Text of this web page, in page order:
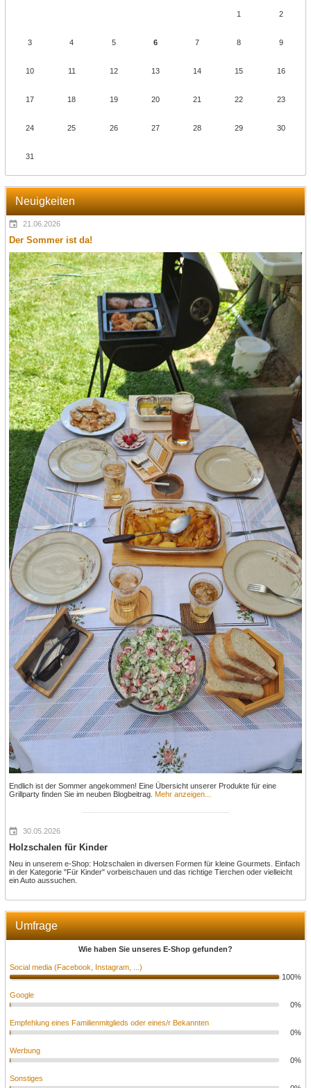
1 2
3 4 5 6 7 8 9
10 11 12 13 14 15 16
17 18 19 20 21 22 23
24 25 26 27 28 29 30
31
Neuigkeiten
21.06.2026
Der Sommer ist da!
Endlich ist der Sommer angekommen! Eine Übersicht unserer Produkte für eine
Grillparty finden Sie im neuben Blogbeitrag. Mehr anzeigen...
30.05.2026
Holzschalen für Kinder
Neu in unserem e-Shop: Holzschalen in diversen Formen für kleine Gourmets. Einfach
in der Kategorie "Für Kinder" vorbeischauen und das richtige Tierchen oder vielleicht
ein Auto aussuchen.
Umfrage
Wie haben Sie unseres E-Shop gefunden?
Social media (Facebook, Instagram, ...)
100%
Google
0%
Empfehlung eines Familienmitglieds oder eines/r Bekannten
0%
Werbung
0%
Sonstiges